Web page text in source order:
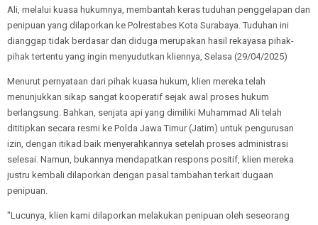
Ali, melalui kuasa hukumnya, membantah keras tuduhan penggelapan dan
penipuan yang dilaporkan ke Polrestabes Kota Surabaya. Tuduhan ini
dianggap tidak berdasar dan diduga merupakan hasil rekayasa pihak-
pihak tertentu yang ingin menyudutkan kliennya, Selasa (29/04/2025)
Menurut pernyataan dari pihak kuasa hukum, klien mereka telah
menunjukkan sikap sangat kooperatif sejak awal proses hukum
berlangsung. Bahkan, senjata api yang dimiliki Muhammad Ali telah
dititipkan secara resmi ke Polda Jawa Timur (Jatim) untuk pengurusan
izin, dengan itikad baik menyerahkannya setelah proses administrasi
selesai. Namun, bukannya mendapatkan respons positif, klien mereka
justru kembali dilaporkan dengan pasal tambahan terkait dugaan
penipuan.
"Lucunya, klien kami dilaporkan melakukan penipuan oleh seseorang